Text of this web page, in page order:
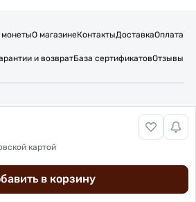
картой
в корзину
монетыО магазинеКонтактыДоставкаОплата
и возвратБаза сертификатовОтзывы
данных
Михайлович